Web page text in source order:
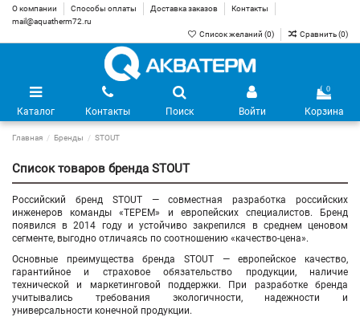
О компании Способы оплаты Доставка заказов
Контакты
mail@aquatherm72.ru
Список желаний (0) Сравнить (0)
Каталог Контакты Поиск Войти
0
Корзина
Главная Бренды STOUT
Список товаров бренда STOUT
Российский бренд STOUT — совместная разработка российских
инженеров команды «ТЕРЕМ» и европейских специалистов. Бренд
появился в 2014 году и устойчиво закрепился в среднем ценовом
сегменте, выгодно отличаясь по соотношению «качество-цена».
Основные преимущества бренда STOUT — европейское качество,
гарантийное и страховое обязательство продукции, наличие
технической и маркетинговой поддержки. При разработке бренда
учитывались требования экологичности, надежности и
универсальности конечной продукции.